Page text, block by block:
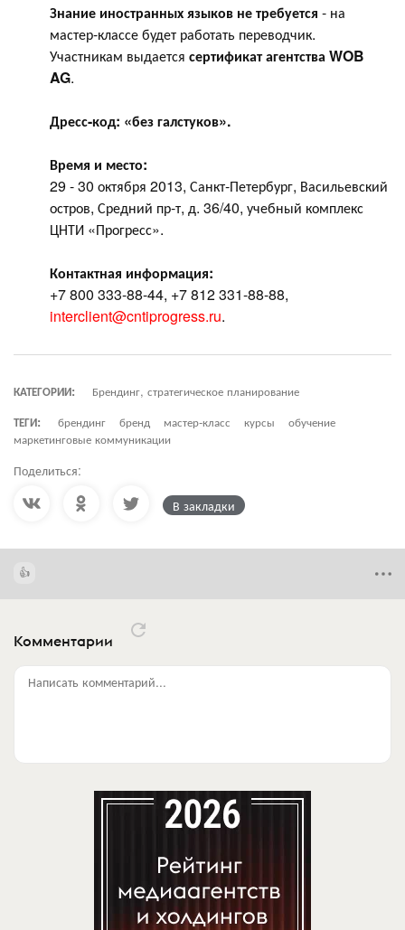
Знание иностранных языков не требуется - на
мастер-классе будет работать переводчик.
Участникам выдается сертификат агентства WOB
AG.
Дресс-код: «без галстуков».
Время и место:
29 - 30 октября 2013, Санкт-Петербург, Васильевский
остров, Средний пр-т, д. 36/40, учебный комплекс
ЦНТИ «Прогресс».
Контактная информация:
+7 800 333-88-44, +7 812 331-88-88,
interclient@cntiprogress.ru.
КАТЕГОРИИ:
Брендинг, стратегическое планирование
ТЕГИ:
брендинг бренд мастер-класс курсы
обучение
маркетинговые коммуникации
Поделиться:
В закладки
Комментарии
Написать комментарий...